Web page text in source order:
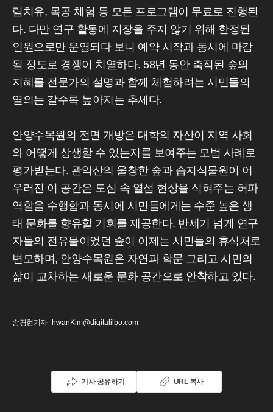
림치유, 목공 체험 등 모든 프로그램이 무료로 진행된
다. 다만 연구 활동에 지장을 주지 않기 위해 한정된
인원으로만 운영되다 보니 예약 시작과 동시에 마감
될 정도로 경쟁이 치열하다. 58년 동안 축적된 숲의
지혜를 전문가의 설명과 함께 체험하려는 시민들의
열의는 갈수록 높아지는 추세다.
안양수목원의 전면 개방은 대학의 자산이 지역 사회
와 어떻게 상생할 수 있는지를 보여주는 모범 사례로
평가받는다. 관악산의 울창한 숲과 습지식물원이 어
우러진 이 공간은 도심 속 열섬 현상을 식혀주는 허파
역할을 수행함과 동시에 시민들에게는 수준 높은 생
태 문화를 향유할 기회를 제공한다. 반세기 넘게 연구
자들의 전유물이었던 숲이 이제는 시민들의 휴식처로
변모하며, 안양수목원은 자연과 학문 그리고 시민의
삶이 교차하는 새로운 문화 공간으로 안착하고 있다.
송경현기자 hwanKim@digitalilbo.com
기사 공유하기 URL 복사